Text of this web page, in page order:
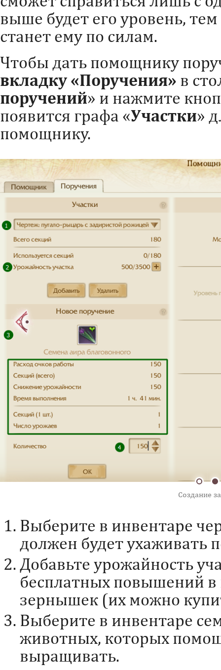
выше будет его уровень,
станет ему по силам.
Чтобы дать помощнику
вкладку «Поручения» в
поручений» и нажмите
появится графа «Участки»
помощнику.
Создание
Выберите в инвентаре
должен будет ухаживать
Добавьте урожайность
бесплатных повышений
зернышек (их можно
Выберите в инвентаре
животных, которых
выращивать.